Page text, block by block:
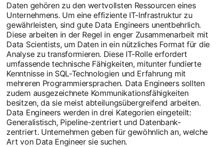
Daten gehören zu den wertvollsten Ressourcen eines
Unternehmens. Um eine effiziente IT-Infrastruktur zu
gewährleisten, sind gute Data Engineers unentbehrlich.
Diese arbeiten in der Regel in enger Zusammenarbeit mit
Data Scientists, um Daten in ein nützliches Format für die
Analyse zu transformieren. Diese IT-Rolle erfordert
umfassende technische Fähigkeiten, mitunter fundierte
Kenntnisse in SQL-Technologien und Erfahrung mit
mehreren Programmiersprachen. Data Engineers sollten
zudem ausgezeichnete Kommunikationsfähigkeiten
besitzen, da sie meist abteilungsübergreifend arbeiten.
Data Engineers werden in drei Kategorien eingeteilt:
Generalistisch, Pipeline-zentriert und Datenbank-
zentriert. Unternehmen geben für gewöhnlich an, welche
Art von Data Engineer sie suchen.